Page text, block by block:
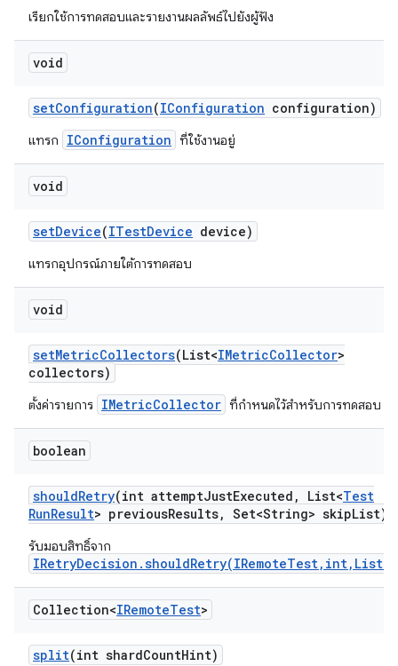
เรียกใช้การทดสอบและรายงานผลลัพธ์ไปยังผู้ฟัง
void
setConfiguration(IConfiguration configuration)
แทรก IConfiguration ที่ใช้งานอยู่
void
setDevice(ITestDevice device)
แทรกอุปกรณ์ภายใต้การทดสอบ
void
setMetricCollectors(List<IMetricCollector>
collectors)
ตั้งค่ารายการ IMetricCollector ที่กำหนดไว้สำหรับการทดสอบ
boolean
shouldRetry(int attemptJustExecuted , List<Test
RunResult> previousResults, Set<String> skipList)
รับมอบสิทธิ์จาก
IRetryDecision.shouldRetry(IRemoteTest,int,List)
Collection<IRemoteTest>
split(int shardCountHint)